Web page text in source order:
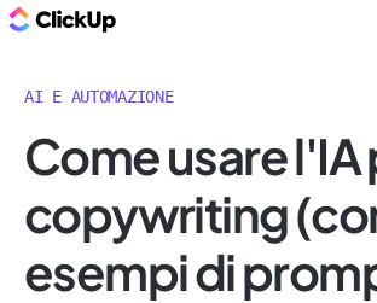
AI E AUTOMAZIONE
Come usare l'IA
copywriting
esempi di